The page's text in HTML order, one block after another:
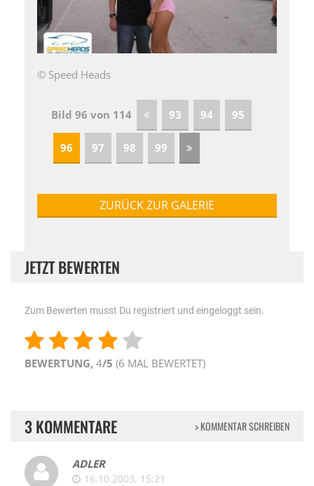
© Speed Heads
Bild 96 von 114 93 94 95
96 97 98 99
ZURÜCK ZUR GALERIE
JETZT BEWERTEN
Zum Bewerten musst Du registriert und eingeloggt sein.
BEWERTUNG, 4/5 (6 MAL BEWERTET)
3 KOMMENTARE > KOMMENTAR SCHREIBEN
ADLER
16.10.2003, 15:21